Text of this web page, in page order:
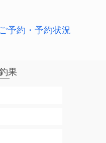
ご予約・予約状況
果